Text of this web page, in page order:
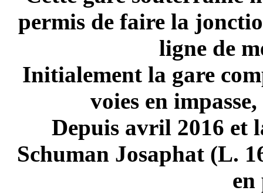
permis de faire la
ligne de
Initialement la gare
voies en
Depuis avril 2016 et
Schuman Josaphat (L.
en